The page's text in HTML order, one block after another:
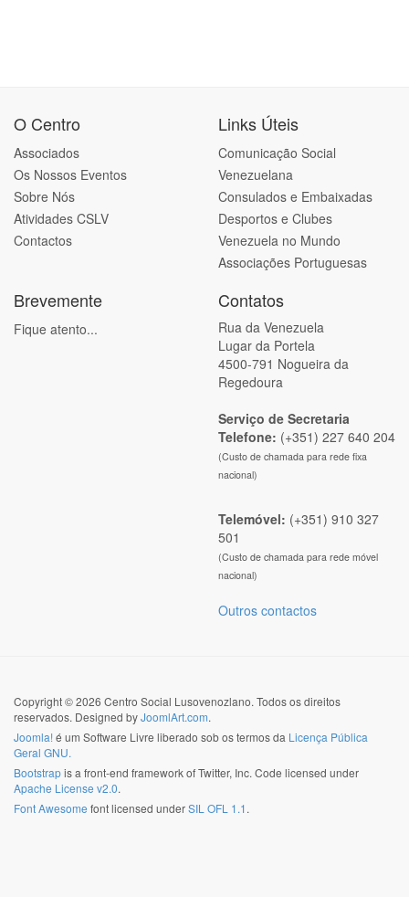
O Centro
Associados
Os Nossos Eventos
Sobre Nós
Atividades CSLV
Contactos
Links Úteis
Comunicação Social
Venezuelana
Consulados e Embaixadas
Desportos e Clubes
Venezuela no Mundo
Associações Portuguesas
Brevemente
Fique atento...
Contatos
Rua da Venezuela
Lugar da Portela
4500-791 Nogueira da
Regedoura
Serviço de Secretaria
Telefone: (+351) 227 640 204
(Custo de chamada para rede fixa
nacional)
Telemóvel: (+351) 910 327
501
(Custo de chamada para rede móvel
nacional)
Outros contactos
Copyright © 2026 Centro Social Lusovenozlano. Todos os direitos
reservados. Designed byJoomlArt.com.
Joomla!é um Software Livre liberado sob os termos da Licença Pública
Geral GNU.
Bootstrapis a front-end framework of Twitter, Inc. Code licensed under
Apache License v2.0.
Font Awesome font licensed underSIL OFL 1.1.